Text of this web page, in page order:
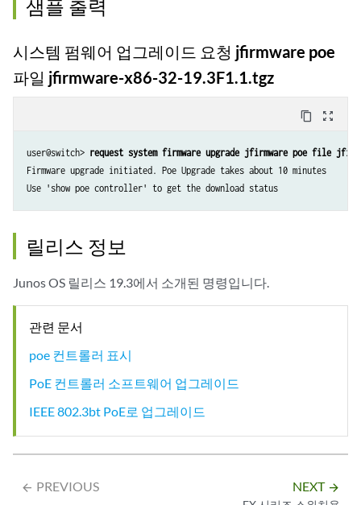
샘플 출력
시스템 펌웨어 업그레이드 요청 jfirmware poe
파일 jfirmware-x86-32-19.3F1.1.tgz
content_copy zoom_out_map
user@switch> request system firmware upgrade jfirmware poe file
Firmware upgrade initiated. Poe Upgrade takes about 10 minutes
릴리스 정보
Junos OS 릴리스 19.3에서 소개된 명령입니다.
관련 문서
poe 컨트롤러 표시
PoE 컨트롤러 소프트웨어 업그레이드
IEEE 802.3bt PoE로 업그레이드
arrow_backward PREVIOUS NEXT arrow_forward